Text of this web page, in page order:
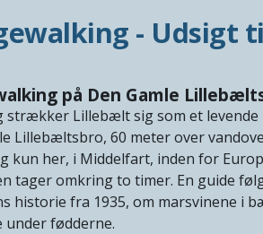
- Udsigt
på Den Gamle
strækker Lillebælt sig som et levende
Lillebæltsbro, 60 meter over
kun her, i Middelfart, inden for
tager omkring to timer. En guide
historie fra 1935, om marsvinene i
under fødderne.